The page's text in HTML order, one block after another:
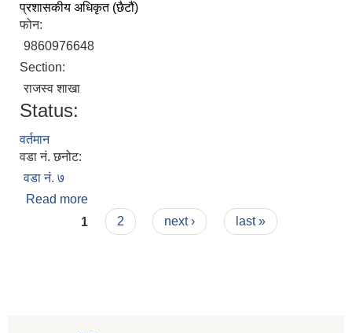
प्रशासकीय अधिकृत (छैटौं)
फोन:
9860976648
Section:
राजस्व शाखा
Status:
वर्तमान
वडा नं. छनोट:
वडा नं. ७
Read more
Pages
1 2 next › last »